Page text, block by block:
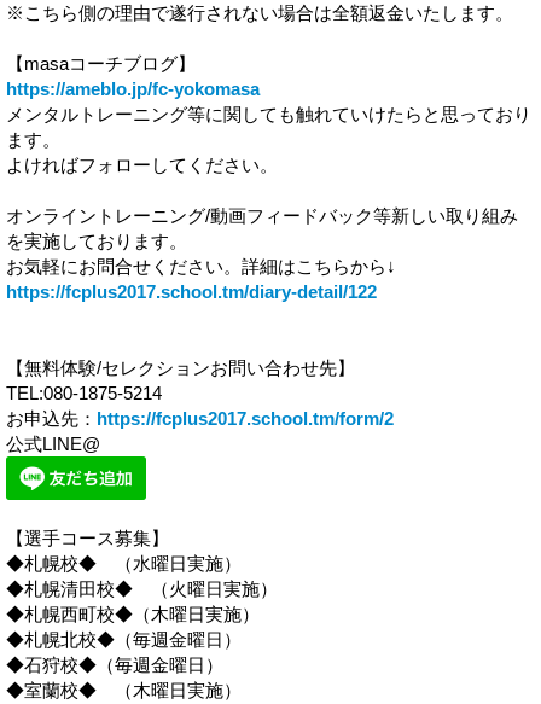
※こちら側の理由で遂行されない場合は全額返金いたします。
【masaコーチブログ】
https://ameblo.jp/fc-yokomasa
メンタルトレーニング等に関しても触れていけたらと思っており
ます。
よければフォローしてください。
オンライントレーニング/動画フィードバック等新しい取り組み
を実施しております。
お気軽にお問合せください。詳細はこちらから↓
https://fcplus2017.school.tm/diary-detail/122
【無料体験/セレクションお問い合わせ先】
TEL:080-1875-5214
お申込先： https://fcplus2017.school.tm/form/2
公式LINE@
【選手コース募集】
◆札幌校◆ （水曜日実施）
◆札幌清田校◆ （火曜日実施）
◆札幌西町校◆（木曜日実施）
◆札幌北校◆（毎週金曜日）
◆石狩校◆（毎週金曜日）
◆室蘭校◆ （木曜日実施）